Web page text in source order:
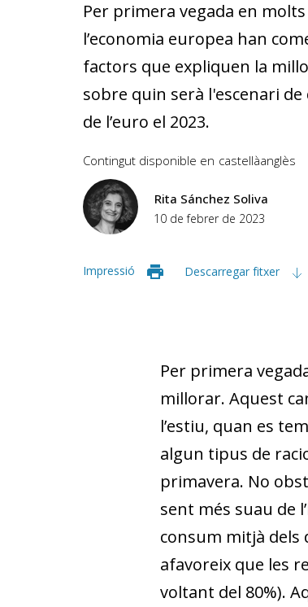
Per primera vegada en
l’economia europea han
factors que expliquen la
sobre quin serà l'escenari
de l’euro el 2023.
Contingut disponible en castellàanglès
Rita Sánchez Soliva
10 de febrer de 2023
Impressió Descarregar fitxer
Per primera
millorar. Aquest
l’estiu, quan es
algun tipus de
primavera. No
sent més suau de
consum mitjà dels
afavoreix que les
voltant del 80%).